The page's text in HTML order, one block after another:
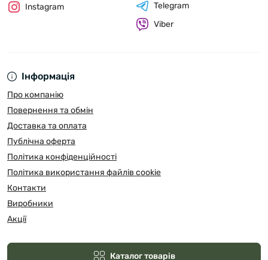
Інформація
Про компанію
Повернення та обмін
Доставка та оплата
Публічна оферта
Політика конфіденційності
Політика використання файлів cookie
Контакти
Виробники
Акції
Каталог товарів
Instagram
Telegram
Viber